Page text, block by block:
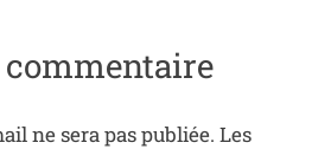
ne sera pas publiée. Les